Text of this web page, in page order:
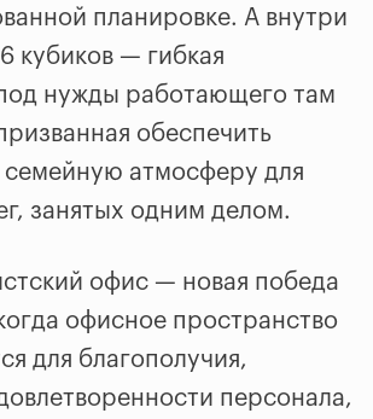
планировке. А внутри
кубиков — гибкая
нужды работающего там
обеспечить
семейную атмосферу для
занятых одним делом.
офис — новая победа
офисное пространство
для благополучия,
персонала,